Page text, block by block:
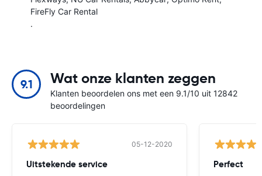
FireFly Car Rental
.
9.1 Wat onze klanten zeggen
Klanten beoordelen ons met een 9.1/10 uit 12842
beoordelingen
05-12-2020
Uitstekende service Perfect